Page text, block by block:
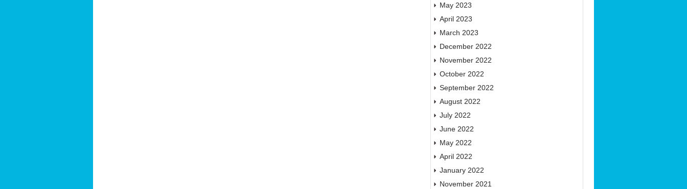
May 2023
April 2023
March 2023
December 2022
November 2022
October 2022
September 2022
August 2022
July 2022
June 2022
May 2022
April 2022
January 2022
November 2021